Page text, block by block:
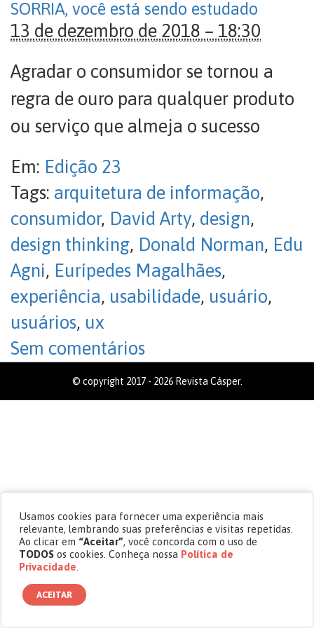
SORRIA, você está sendo estudado
13 de dezembro de 2018 – 18:30
Agradar o consumidor se tornou a
regra de ouro para qualquer produto
ou serviço que almeja o sucesso
Em: Edição 23
Tags: arquitetura de informação,
consumidor, David Arty, design,
design thinking, Donald Norman, Edu
Agni, Eurípedes Magalhães,
experiência, usabilidade, usuário,
usuários, ux
Sem comentários
© copyright 2017 - 2026 Revista Cásper.
Usamos cookies para fornecer uma experiência mais
relevante, lembrando suas preferências e visitas repetidas.
Ao clicar em “Aceitar”, você concorda com o uso de
TODOS os cookies. Conheça nossa Política de
Privacidade
ACEITAR